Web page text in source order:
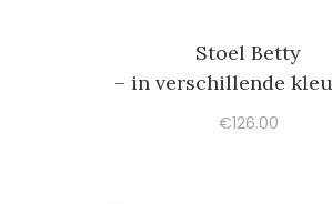
Stoel Betty
– in verschillende
€126.00